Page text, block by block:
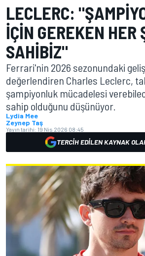
LECLERC:
IÇIN GEREKEN HER
SAHIBIZ"
Ferrari'nin 2026 sezonundaki
değerlendiren Charles Leclerc,
şampiyonluk mücadelesi
sahip olduğunu düşünüyor.
Lydia Mee
Zeynep Taş
Yayın tarihi: 19 Nis 2026 08:45
TERCIH EDILEN KAYNAK